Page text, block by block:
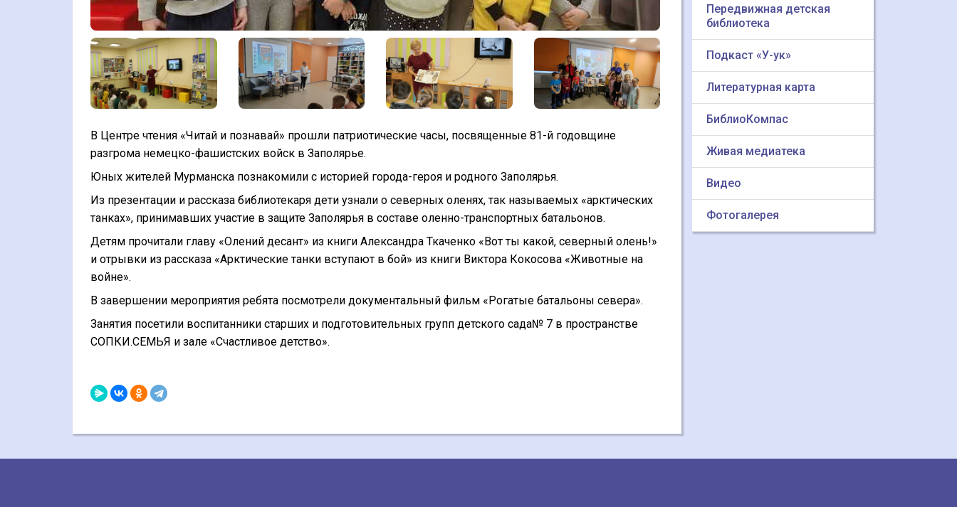
В Центре чтения «Читай и познавай» прошли патриотические часы, посвященные 81-й годовщине
разгрома немецко-фашистских войск в Заполярье.
Юных жителей Мурманска познакомили с историей города-героя и родного Заполярья.
Из презентации и рассказа библиотекаря дети узнали о северных оленях, так называемых «арктических
танках», принимавших участие в защите Заполярья в составе оленно-транспортных батальонов.
Детям прочитали главу «Олений десант» из книги Александра Ткаченко «Вот ты какой, северный олень!»
и отрывки из рассказа «Арктические танки вступают в бой» из книги Виктора Кокосова «Животные на
войне».
В завершении мероприятия ребята посмотрели документальный фильм «Рогатые батальоны севера».
Занятия посетили воспитанники старших и подготовительных групп детского сада№ 7 в пространстве
СОПКИ.СЕМЬЯ и зале «Счастливое детство».
Передвижная детская
библиотека
Подкаст «У-ук»
Литературная карта
БиблиоКомпас
Живая медиатека
Видео
Фотогалерея